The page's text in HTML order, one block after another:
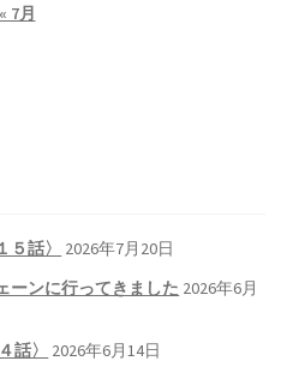
« 7月
話〉
2026年7月20日
ーンに行ってきました 2026年6月
話〉
2026年6月14日